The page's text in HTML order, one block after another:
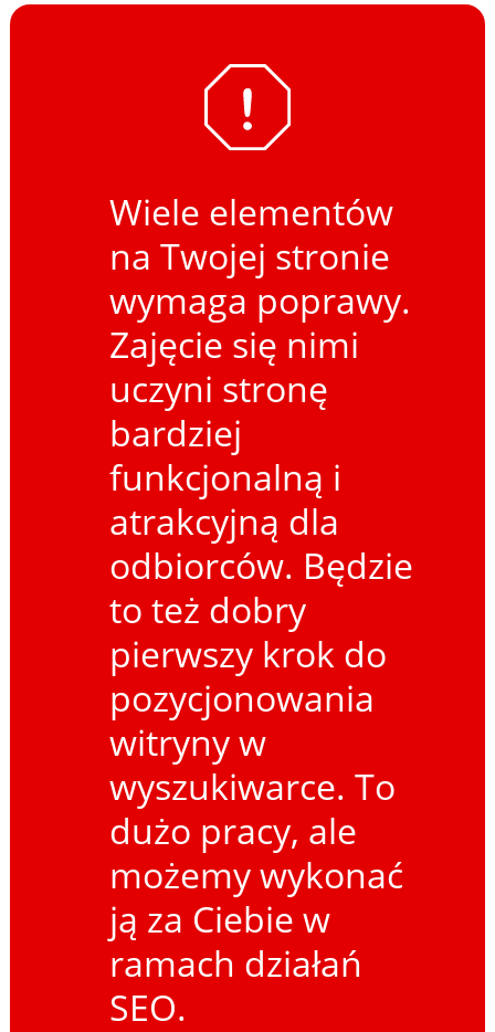
Wiele elementów
na Twojej stronie
wymaga poprawy.
Zajęcie się nimi
uczyni stronę
bardziej
funkcjonalną i
atrakcyjną dla
odbiorców. Będzie
to też dobry
pierwszy krok do
pozycjonowania
witryny w
wyszukiwarce. To
dużo pracy, ale
możemy wykonać
ją za Ciebie w
ramach działań
SEO.